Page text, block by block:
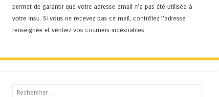
permet de garantir que votre adresse email n’a pas été utilisée à
votre insu. Si vous ne recevez pas ce mail, contrôlez l’adresse
renseignée et vérifiez vos courriers indésirables.
Recherche